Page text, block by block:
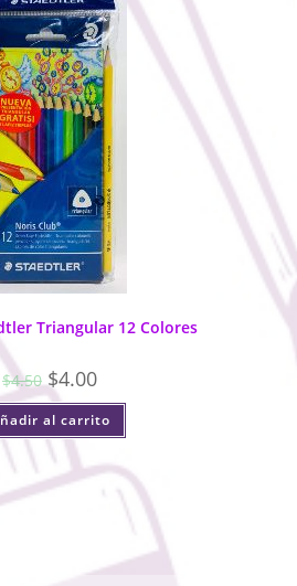
Triangular 12 Colores
$4.50 $4.00
al carrito